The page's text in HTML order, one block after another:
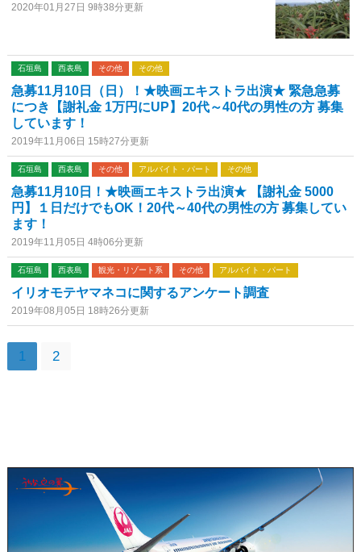
2020年01月27日 9時38分更新
石垣島 西表島 その他 その他
急募11月10日（日）！★映画エキストラ出演★ 緊急急募
につき【謝礼金 1万円にUP】20代～40代の男性の方 募集
しています！
2019年11月06日 15時27分更新
石垣島 西表島 その他 アルバイト・パート その他
急募11月10日！★映画エキストラ出演★ 【謝礼金 5000
円】１日だけでもOK！20代～40代の男性の方 募集してい
ます！
2019年11月05日 4時06分更新
石垣島 西表島 観光・リゾート系 その他 アルバイト・パート
イリオモテヤマネコに関するアンケート調査
2019年08月05日 18時26分更新
1 2